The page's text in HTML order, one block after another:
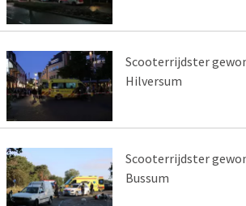
Scooterrijdster
Hilversum
Scooterrijdster
Bussum